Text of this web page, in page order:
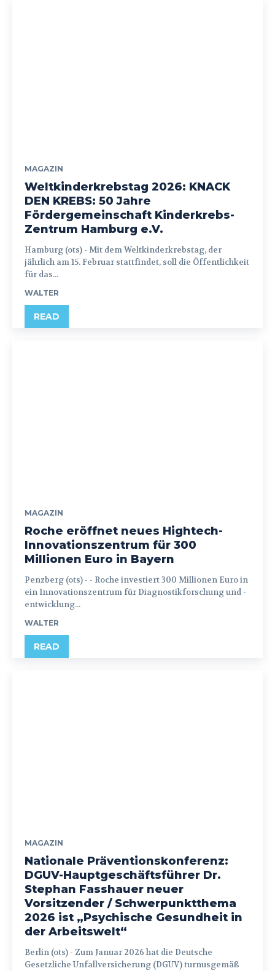
MAGAZIN
Weltkinderkrebstag 2026: KNACK
DEN KREBS: 50 Jahre
Fördergemeinschaft Kinderkrebs-
Zentrum Hamburg e.V.
Hamburg (ots) - Mit dem Weltkinderkrebstag, der
jährlich am 15. Februar stattfindet, soll die Öffentlichkeit
für das...
WALTER
READ
MAGAZIN
Roche eröffnet neues Hightech-
Innovationszentrum für 300
Millionen Euro in Bayern
Penzberg (ots) - - Roche investiert 300 Millionen Euro in
ein Innovationszentrum für Diagnostikforschung und -
entwicklung...
WALTER
READ
MAGAZIN
Nationale Präventionskonferenz:
DGUV-Hauptgeschäftsführer Dr.
Stephan Fasshauer neuer
Vorsitzender / Schwerpunktthema
2026 ist „Psychische Gesundheit in
der Arbeitswelt“
Berlin (ots) - Zum Januar 2026 hat die Deutsche
Gesetzliche Unfallversicherung (DGUV) turnusgemäß